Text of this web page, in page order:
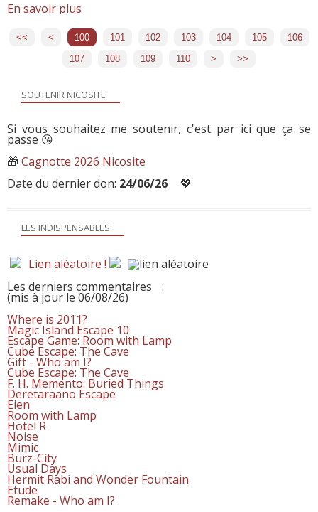
En savoir plus
<< < 100 101 102 103 104 105
106
107
108 109 110 120
130
140
150
160
170
180
190
200
300
400
500
600
700
> >>
LES INDISPENSABLES
Lien aléatoire !
Les derniers commentaires
:
(mis à jour le 06/08/26)
Where is 2011?
Magic Island Escape 10
Escape Game: Room with Lamp
Cube Escape: The Cave
Gift - Who am I?
Cube Escape: The Cave
F. H. Memento: Buried Things
Deretaraano Escape
Eien
Room with Lamp
Hotel R
Noise
Mimic
Burz-City
Usual Days
Hermit Rabi and Wonder Fountain
Etude
Remake - Who am I?
SOUTENIR NICOSITE
Si vous souhaitez me soutenir, c'est par ici que ça se
passe 😘
🎁 Cagnotte 2026 Nicosite
Date du dernier don: 24/06/26 💖